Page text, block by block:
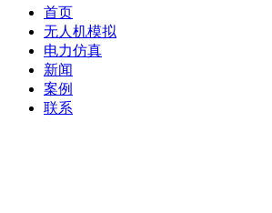
首页
无人机模拟
电力仿真
新闻
案例
联系